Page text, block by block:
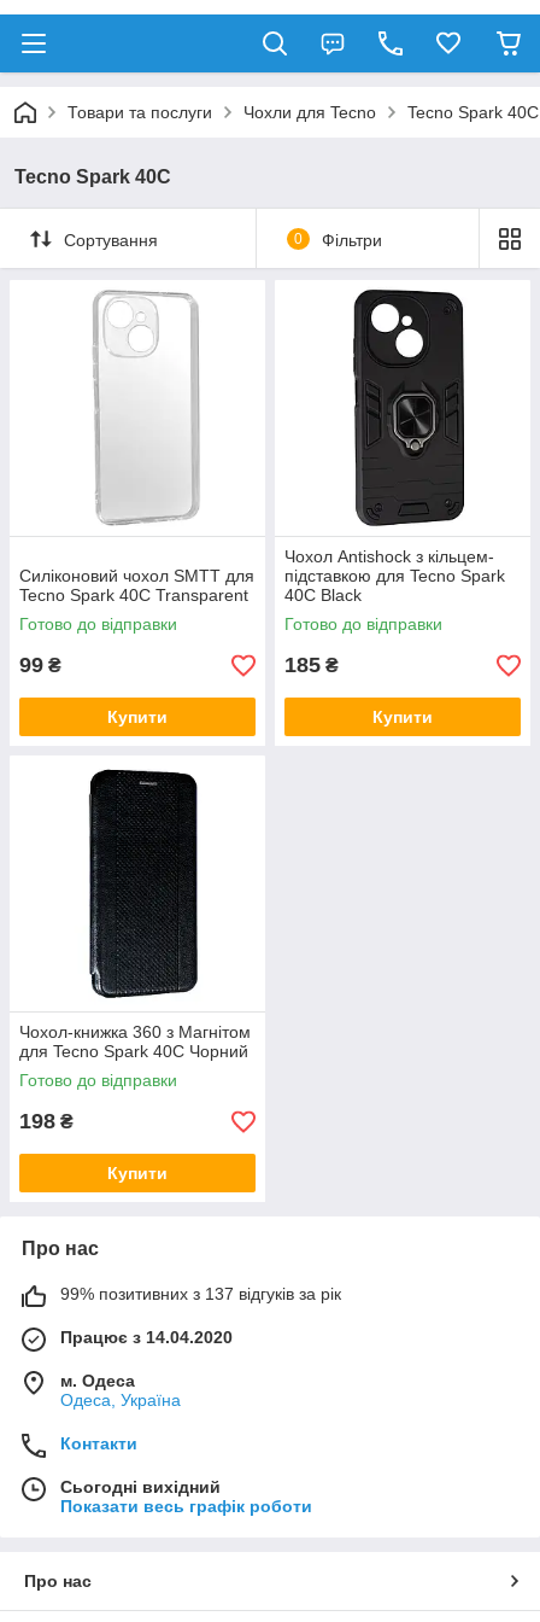
Товари та послуги Чохли для Tecno Tecno Spark 40C
Tecno Spark 40C
Сортування 0 Фільтри
Силіконовий чохол SMTT для
Tecno Spark 40C Transparent
Готово до відправки
99 ₴
Купити
Чохол Antishock з кільцем-
підставкою для Tecno Spark
40C Black
Готово до відправки
185 ₴
Купити
Чохол-книжка 360 з Магнітом
для Tecno Spark 40C Чорний
Готово до відправки
198 ₴
Купити
Про нас
99% позитивних з 137 відгуків за рік
Працює з 14.04.2020
м. Одеса
Одеса, Україна
Контакти
Сьогодні вихідний
Показати весь графік роботи
Про нас